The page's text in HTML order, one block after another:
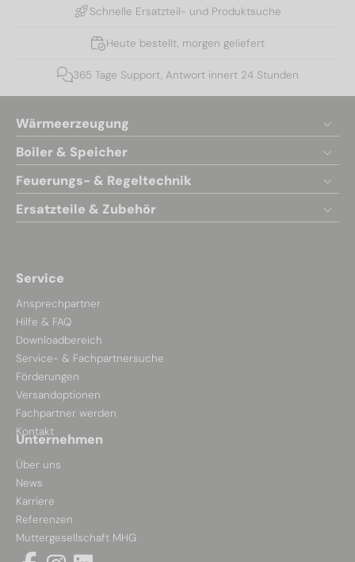
Schnelle Ersatzteil- und Produktsuche
Heute bestellt, morgen geliefert
365 Tage Support, Antwort innert 24 Stunden
Wärmeerzeugung
Boiler & Speicher
Feuerungs- & Regeltechnik
Ersatzteile & Zubehör
Service
Ansprechpartner
Hilfe & FAQ
Downloadbereich
Service- & Fachpartnersuche
Förderungen
Versandoptionen
Fachpartner werden
Kontakt
Unternehmen
Über uns
News
Karriere
Referenzen
Muttergesellschaft MHG